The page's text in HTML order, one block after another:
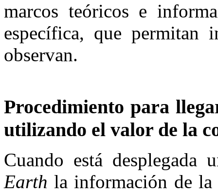
marcos teóricos e
específica, que permitan
observan.
Procedimiento para
utilizando el valor de la
Cuando está
Earth la información de la